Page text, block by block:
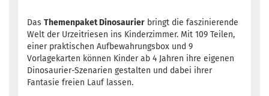
Das Themenpaket Dinosaurier bringt die faszinierende
Welt der Urzeitriesen ins Kinderzimmer. Mit 109 Teilen,
einer praktischen Aufbewahrungsbox und 9
Vorlagekarten können Kinder ab 4 Jahren ihre eigenen
Dinosaurier-Szenarien gestalten und dabei ihrer
Fantasie freien Lauf lassen.